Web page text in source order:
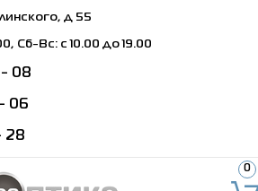
д 55
Сб-Вс: с 10.00 до 19.00
08
06
28
0